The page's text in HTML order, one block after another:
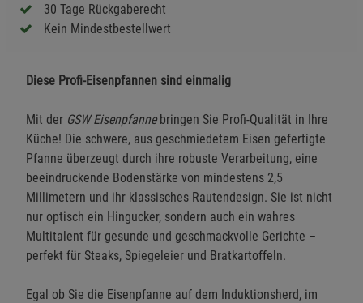
30 Tage Rückgaberecht
Kein Mindestbestellwert
Diese Profi-Eisenpfannen sind einmalig
Mit der GSW Eisenpfannebringen Sie Profi-Qualität in Ihre
Küche! Die schwere, aus geschmiedetem Eisen gefertigte
Pfanne überzeugt durch ihre robuste Verarbeitung, eine
beeindruckende Bodenstärke von mindestens 2,5
Millimetern und ihr klassisches Rautendesign. Sie ist nicht
nur optisch ein Hingucker, sondern auch ein wahres
Multitalent für gesunde und geschmackvolle Gerichte –
perfekt für Steaks, Spiegeleier und Bratkartoffeln.
Egal ob Sie die Eisenpfanne auf dem Induktionsherd, im